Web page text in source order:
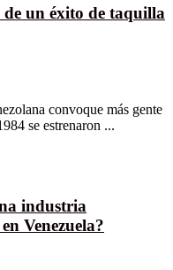
un éxito de taquilla
convoque más gente
se estrenaron ...
industria
Venezuela?